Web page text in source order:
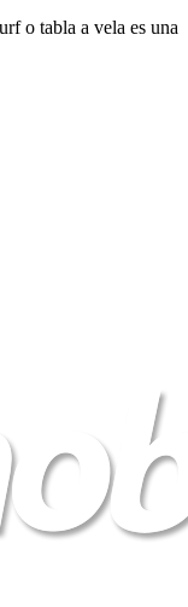
o tabla a vela es una